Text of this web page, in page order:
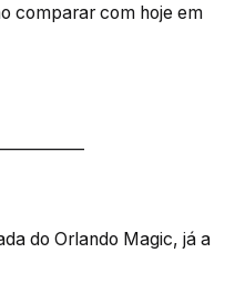
comparar com hoje em
do Orlando Magic, já a